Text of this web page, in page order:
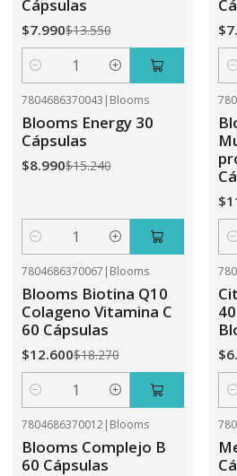
Cápsulas
$7.990$13.550
Cantidad
7804686370043 | Blooms
Blooms Energy 30
Cápsulas
$8.990$15.240
Cantidad
7804686370067 | Blooms
Blooms Biotina Q10
Colageno Vitamina C
60 Cápsulas
$12.600$18.270
Cantidad
7804686370012| Blooms
Blooms Complejo B
60 Cápsulas